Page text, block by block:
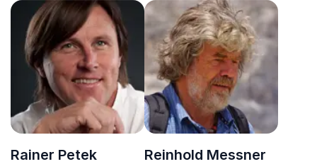
Mindset, Teambuilding,
Fehler- & Risikomanagement
Teambuilding- und
Performance-Experte sowie
Gesundheitscoach
Rainer Petek Reinhold Messner